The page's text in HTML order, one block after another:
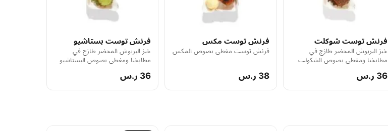
فرنش توست شوكلت
خبز البريوش المحضر طازج في
مطابخنا ومغطى بصوص الشكولت
36 ر.س
فرنش توست مكس
فرنش توست مغطى بصوص المكس
38 ر.س
فرنش توست بستاشيو
خبز البريوش المحضر طازج في
مطابخنا ومغطى بصوص البستاشيو
36 ر.س